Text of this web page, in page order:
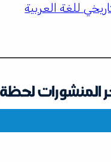
للغة العربية
المنشورات